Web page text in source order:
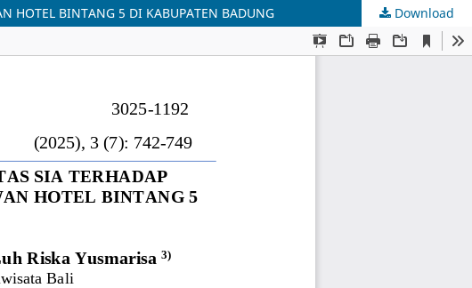
HOTEL BINTANG 5 DI KABUPATEN BADUNG Download